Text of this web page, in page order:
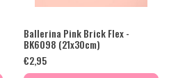
Ballerina Pink Brick Flex -
BK6098 (21x30cm)
€2,95